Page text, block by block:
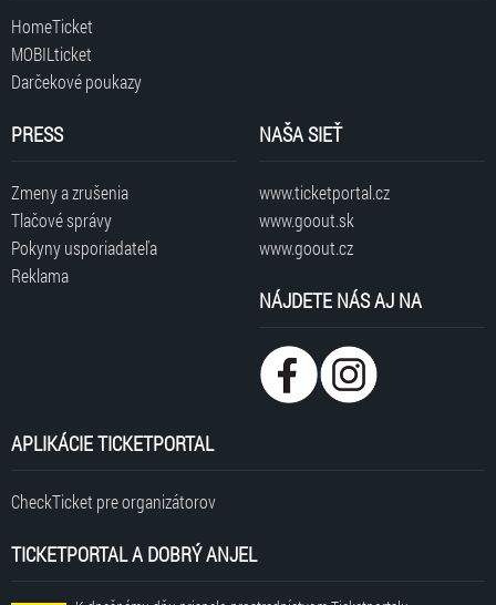
HomeTicket
MOBILticket
Darčekové poukazy
PRESS
Zmeny a zrušenia
Tlačové správy
Pokyny usporiadateľa
Reklama
NAŠA SIEŤ
www.ticketportal.cz
www.goout.sk
www.goout.cz
NÁJDETE NÁS AJ NA
APLIKÁCIE TICKETPORTAL
CheckTicket pre organizátorov
TICKETPORTAL A DOBRÝ ANJEL